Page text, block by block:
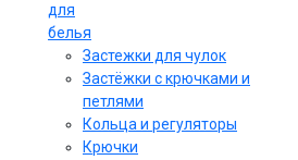
для
белья
Застежки для чулок
Застёжки с крючками и
петлями
Кольца и регуляторы
Крючки